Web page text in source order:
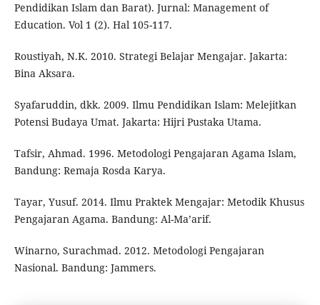
Pendidikan Islam dan Barat). Jurnal: Management of
Education. Vol 1 (2). Hal 105-117.
Roustiyah, N.K. 2010. Strategi Belajar Mengajar. Jakarta:
Bina Aksara.
Syafaruddin, dkk. 2009. Ilmu Pendidikan Islam: Melejitkan
Potensi Budaya Umat. Jakarta: Hijri Pustaka Utama.
Tafsir, Ahmad. 1996. Metodologi Pengajaran Agama Islam,
Bandung: Remaja Rosda Karya.
Tayar, Yusuf. 2014. Ilmu Praktek Mengajar: Metodik Khusus
Pengajaran Agama. Bandung: Al-Ma’arif.
Winarno, Surachmad. 2012. Metodologi Pengajaran
Nasional. Bandung: Jammers.